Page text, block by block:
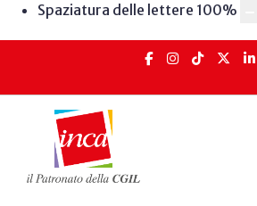
Spaziatura delle lettere 100%